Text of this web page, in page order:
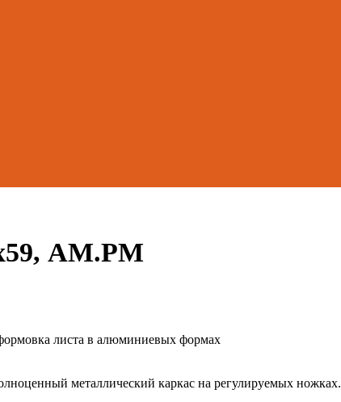
AM.PM
листа в алюминиевых формах
металлический каркас на регулируемых ножках.